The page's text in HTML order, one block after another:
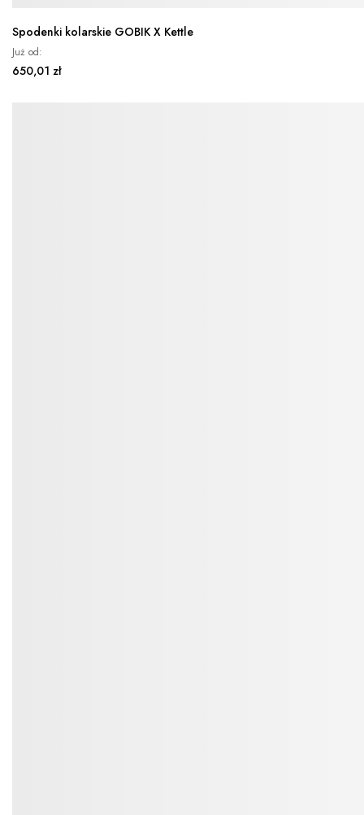
Spodenki kolarskie GOBIK X Kettle
Już od
650,01 zł